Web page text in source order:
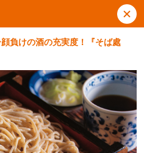
顔負けの酒の充実度！『そば處